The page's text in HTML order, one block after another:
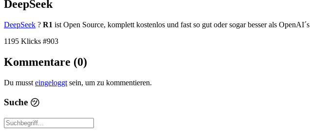
DeepSeek
DeepSeek ? R1 ist Open Source, komplett kostenlos und fast so gut oder sogar besser als OpenAI´s
1195 Klicks #903
Kommentare (0)
Du musst eingeloggt sein, um zu kommentieren.
Suche ㋡